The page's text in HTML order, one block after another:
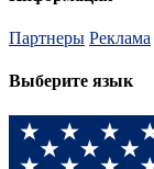
Партнеры Реклама
Выберите язык